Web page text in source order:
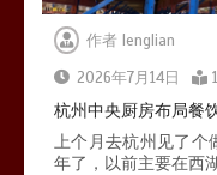
作者 lenglian
2026年7月14日
杭州中央厨房布局餐
上个月去杭州见了
年了，以前主要在西